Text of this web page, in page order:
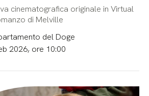
cinematografica originale in Virtual
di Melville
del Doge
2026, ore 10:00